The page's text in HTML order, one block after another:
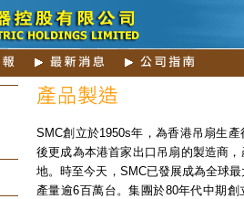
SMC創立於1950s年，為香港吊扇生
後更成為本港首家出口吊扇的製造商
地。時至今天， SMC已發展成為全球
產量逾6百萬台。集團於80年代中期創